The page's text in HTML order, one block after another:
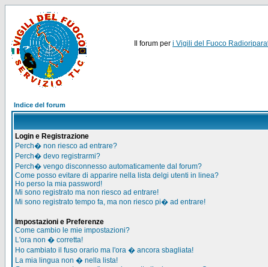
Il forum per i Vigili del Fuoco
Indice del forum
Login e Registrazione
Perch� non riesco ad entrare?
Perch� devo registrarmi?
Perch� vengo disconnesso automaticamente dal forum?
Come posso evitare di apparire nella lista delgi utenti in linea?
Ho perso la mia password!
Mi sono registrato ma non riesco ad entrare!
Mi sono registrato tempo fa, ma non riesco pi� ad entrare!
Impostazioni e Preferenze
Come cambio le mie impostazioni?
L'ora non � corretta!
Ho cambiato il fuso orario ma l'ora � ancora sbagliata!
La mia lingua non � nella lista!